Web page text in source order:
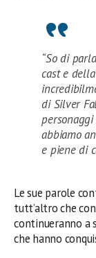
“So di
cast e
di Silver
abbiamo
e piene di
Le sue parole
tutt’altro che
continueranno a
che hanno